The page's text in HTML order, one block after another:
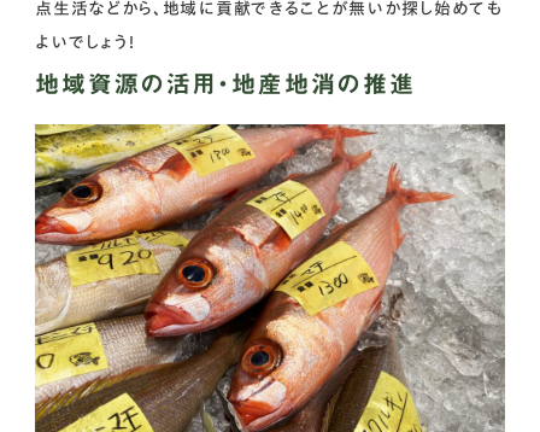
点生活などから、地域に貢献できることが無いか探し始めても
よいでしょう！
地域資源の活用・地産地消の推進